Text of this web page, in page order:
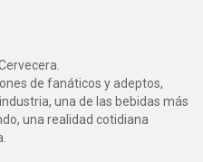
de fanáticos y adeptos,
una de las bebidas más
una realidad cotidiana